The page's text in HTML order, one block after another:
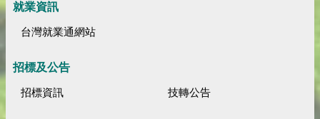
就業資訊
台灣就業通網站
招標及公告
招標資訊 技轉公告